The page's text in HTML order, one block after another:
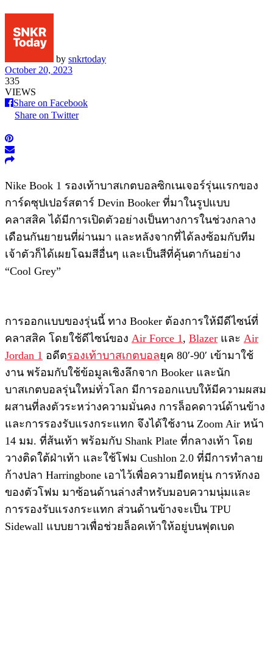
by snkrtoday
October 20, 2023
335
VIEWS
Share on Facebook
Share on Twitter
Nike Book 1 รองเท้าบาสเกตบอลซิกเนเจอร์รุ่นแรกของ
การ์ดซุปเปอร์สตาร์ Devin Booker ที่มาในรูปแบบ
คลาสสิค ได้มีการเปิดตัวอย่างเป็นทางการในช่วงกลาง
เดือนกันยายนที่ผ่านมา และหลังจากที่ได้ลงซ้อมกับทีม
เจ้าตัวก็ได้เผยโฉมสีอื่นๆ และเป็นสีที่คุ้นตากันอย่าง
“Cool Grey”
การออกแบบของรุ่นนี้ ทาง Booker ต้องการให้มีดีไซน์ที่
คลาสสิค โดยใช้ดีไซน์ของ Air Force 1 , Blazer และ Air
Jordan 1 อดีตรองเท้าบาสเกตบอลยุค 80′-90′ เข้ามาใช้
งาน พร้อมกับใช้ข้อมูลเชิงลึกจาก Booker และนัก
บาสเกตบอลรุ่นใหม่ทั่วโลก มีการออกแบบให้มีความผสม
ผสานที่ลงตัวระหว่างความมั่นคง การล็อคดาวน์ด้านข้าง
และการรองรับแรงกระแทก จึงได้ใช้งาน Zoom Air หน้า
14 มม. ที่ส้นเท้า พร้อมกับ Shank Plate ที่กลางเท้า โดย
วางติดใต้ฝ่าเท้า และใช้โฟม Cushlon 2.0 ที่มีการทำลาย
ก้างปลา Harringbone เอาไว้เพื่อความยืดหยุ่น การหักงอ
ของตัวโฟม มาซ้อนด้านล่างสำหรับมอบความนุ่มและ
การรองรับแรงกระแทก ส่วนด้านข้างจะเป็น TPU
Sidewall แบบยาวเพื่อช่วยล็อคเท้าให้อยู่บนฟุตเบด